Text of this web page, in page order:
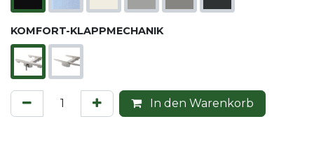
KOMFORT-KLAPPMECHANIK
In den Warenkorb